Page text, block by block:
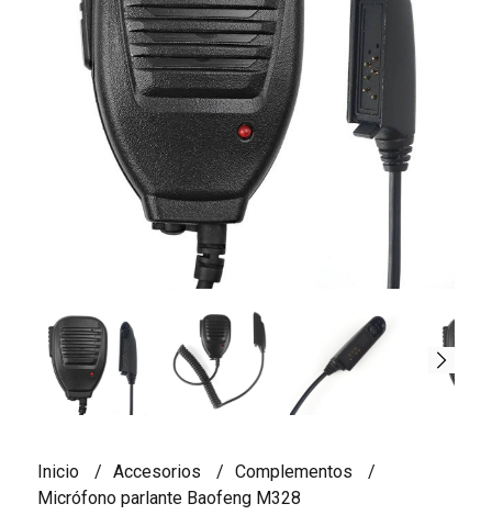
Inicio Accesorios
Complementos
Micrófono parlante Baofeng M328